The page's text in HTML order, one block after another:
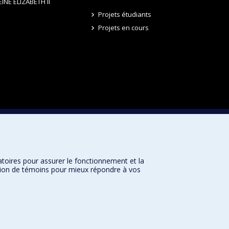
Projets étudiants
Projets en cours
pour assurer le fonctionnement et la
de témoins pour mieux répondre à vos